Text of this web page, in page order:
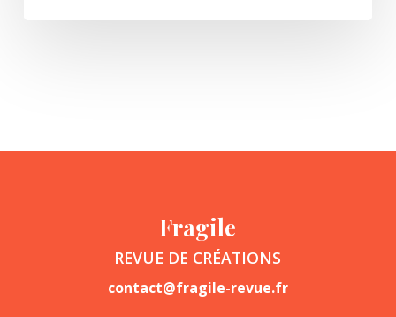
Fragile
REVUE DE CRÉATIONS
contact@fragile-revue.fr